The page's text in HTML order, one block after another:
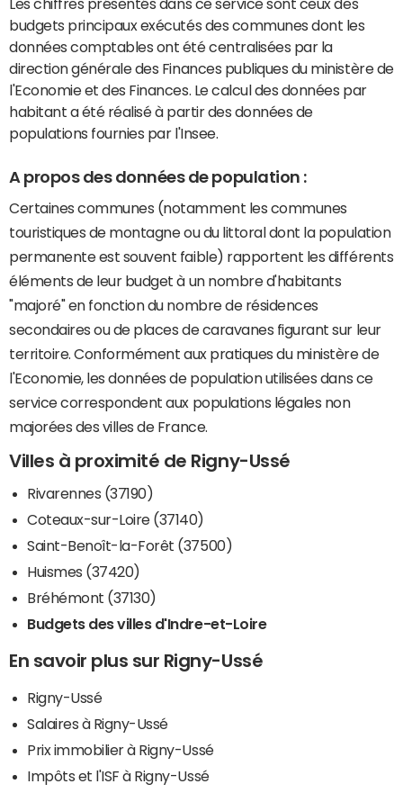
Les chiffres présentés dans ce service sont ceux des
budgets principaux exécutés des communes dont les
données comptables ont été centralisées par la
direction générale des Finances publiques du ministère de
l'Economie et des Finances. Le calcul des données par
habitant a été réalisé à partir des données de
populations fournies par l'Insee.
A propos des données de population :
Certaines communes (notamment les communes
touristiques de montagne ou du littoral dont la population
permanente est souvent faible) rapportent les différents
éléments de leur budget à un nombre d'habitants
"majoré" en fonction du nombre de résidences
secondaires ou de places de caravanes figurant sur leur
territoire. Conformément aux pratiques du ministère de
l'Economie, les données de population utilisées dans ce
service correspondent aux populations légales non
majorées des villes de France.
Villes à proximité de Rigny-Ussé
Rivarennes (37190)
Coteaux-sur-Loire (37140)
Saint-Benoît-la-Forêt (37500)
Huismes (37420)
Bréhémont (37130)
Budgets des villes d'Indre-et-Loire
En savoir plus sur Rigny-Ussé
Rigny-Ussé
Salaires à Rigny-Ussé
Prix immobilier à Rigny-Ussé
Impôts et l'ISF à Rigny-Ussé